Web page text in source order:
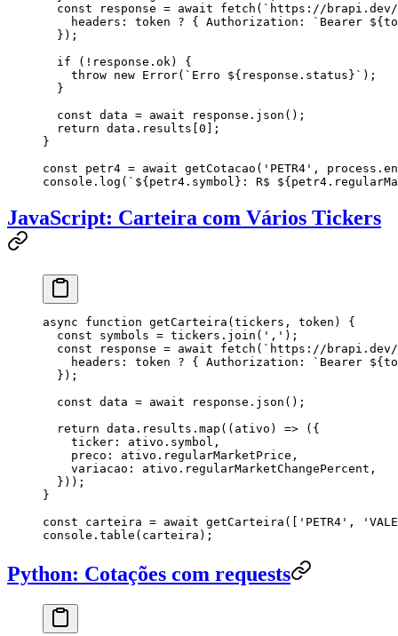
  const
response = await fetch ( ` https://
    headers
: token ? { Authorization : ` Bearer ${
  });
  if
( ! response . ok) {
    throw
new Error( ` Erro ${ response . status }` );
  }
  const
data = await response . json ();
  return
data . results 0 ];
}
const petr4 = await getCotacao ( ' PETR4 ' , process .
console . log ( `${ petr4 . symbol } : R$ ${ petr4 .
JavaScript: Carteira com Vários Tickers
async function getCarteira ( tickers , token ) {
  const
symbols = tickers . join ( ' , ' );
  const
response = await fetch ( ` https://
    headers
: token ? { Authorization : ` Bearer ${
  });
  const
data = await response . json ();
  return
data . results . map (( ativo ) => ({
    ticker
: ativo . symbol ,
    preco
: ativo . regularMarketPrice ,
    variacao
: ativo . regularMarketChangePercent ,
  }));
}
const carteira = await getCarteira ([ ' PETR4 ' , '
console . table ( carteira );
Python: Cotações com requests